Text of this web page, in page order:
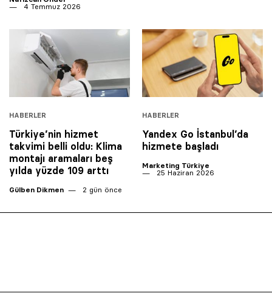
4 Temmuz 2026
HABERLER
Türkiye’nin hizmet
takvimi belli oldu: Klima
montajı aramaları beş
yılda yüzde 109 arttı
Gülben Dikmen 2 gün önce
HABERLER
Yandex Go İstanbul’da
hizmete başladı
Marketing Türkiye
25 Haziran 2026